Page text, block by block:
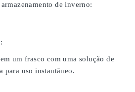
de inverno:
um frasco com uma solução de
para uso instantâneo.